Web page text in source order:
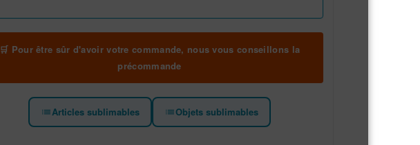
🛒 Pour être sûr d'avoir votre commande, nous vous conseillons la
précommande
Articles sublimables Objets sublimables